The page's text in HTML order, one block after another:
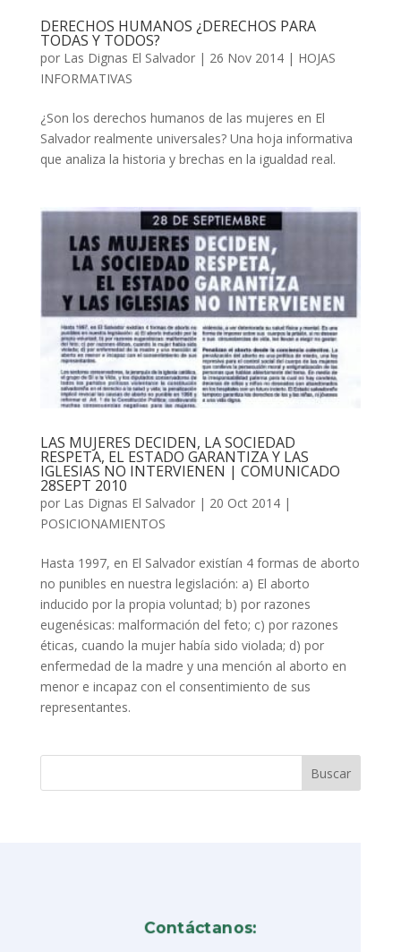
DERECHOS HUMANOS ¿DERECHOS PARA
TODAS Y TODOS?
por Las Dignas El Salvador| 26 Nov 2014| HOJAS
INFORMATIVAS
¿Son los derechos humanos de las mujeres en El
Salvador realmente universales? Una hoja informativa
que analiza la historia y brechas en la igualdad real.
LAS MUJERES DECIDEN, LA SOCIEDAD
RESPETA, EL ESTADO GARANTIZA Y LAS
IGLESIAS NO INTERVIENEN | COMUNICADO
28SEPT 2010
por Las Dignas El Salvador| 20 Oct 2014|
POSICIONAMIENTOS
Hasta 1997, en El Salvador existían 4 formas de aborto
no punibles en nuestra legislación: a) El aborto
inducido por la propia voluntad; b) por razones
eugenésicas: malformación del feto; c) por razones
éticas, cuando la mujer había sido violada; d) por
enfermedad de la madre y una mención al aborto en
menor e incapaz con el consentimiento de sus
representantes.
Contáctanos: